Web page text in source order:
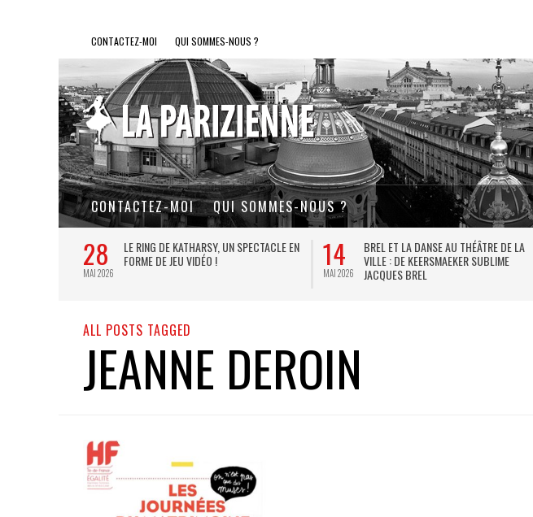
CONTACTEZ-MOI QUI SOMMES-NOUS ?
CONTACTEZ-MOI QUI SOMMES-NOUS ?
28
MAI 2026
LE RING DE KATHARSY, UN SPECTACLE EN
FORME DE JEU VIDÉO !
14
MAI 2026
BREL ET LA DANSE AU THÉÂTRE DE LA
VILLE : DE KEERSMAEKER SUBLIME
JACQUES BREL
ALL POSTS TAGGED
JEANNE DEROIN